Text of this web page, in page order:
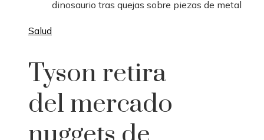
dinosaurio tras quejas sobre piezas de metal
Salud
Tyson retira
del mercado